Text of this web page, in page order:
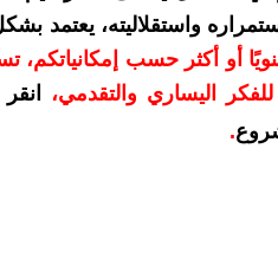
واستقلاليته، يعتمد
10 دولارات سنويًا أو أكثر حسب
اليساري والتقدمي،
.